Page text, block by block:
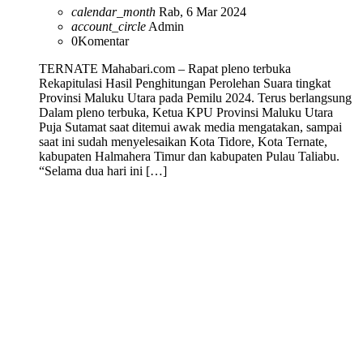
calendar_month Rab, 6 Mar 2024
account_circle Admin
0Komentar
TERNATE Mahabari.com – Rapat pleno terbuka
Rekapitulasi Hasil Penghitungan Perolehan Suara tingkat
Provinsi Maluku Utara pada Pemilu 2024. Terus berlangsung
Dalam pleno terbuka, Ketua KPU Provinsi Maluku Utara
Puja Sutamat saat ditemui awak media mengatakan, sampai
saat ini sudah menyelesaikan Kota Tidore, Kota Ternate,
kabupaten Halmahera Timur dan kabupaten Pulau Taliabu.
“Selama dua hari ini […]